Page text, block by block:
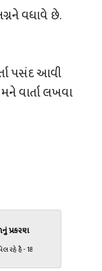
વધાવે છે.
પસંદ આવી
વાર્તા લખવા
પ્રકરણ
રહે હૈ - 18